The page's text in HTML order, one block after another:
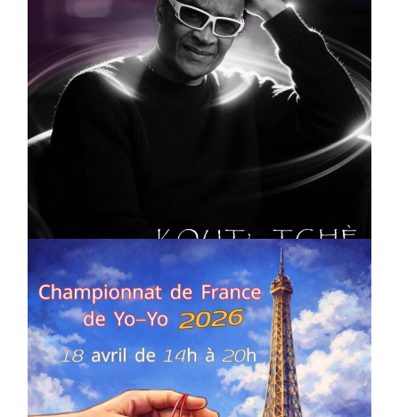
CULTURE
Artiste W2R : Jean Luc ALGER
On